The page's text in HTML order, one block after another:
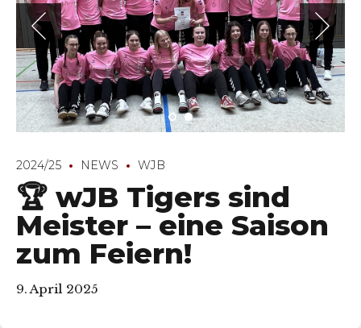
2024/25 NEWS WJB
🏆 wJB Tigers sind
Meister – eine Saison
zum Feiern!
9. April 2025